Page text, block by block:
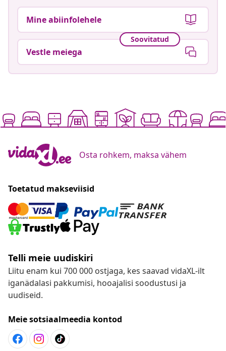
Mine abiinfolehele
Soovitatud
Vestle meiega
Osta rohkem, maksa vähem
Toetatud makseviisid
Telli meie uudiskiri
Liitu enam kui 700 000 ostjaga, kes saavad vidaXL-ilt
iganädalasi pakkumisi, hooajalisi soodustusi ja
uudiseid.
Meie sotsiaalmeedia kontod